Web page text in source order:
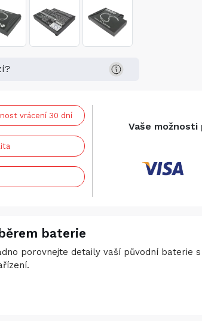
vrácení 30 dní
Vaše možnosti
baterie
porovnejte detaily vaší původní baterie